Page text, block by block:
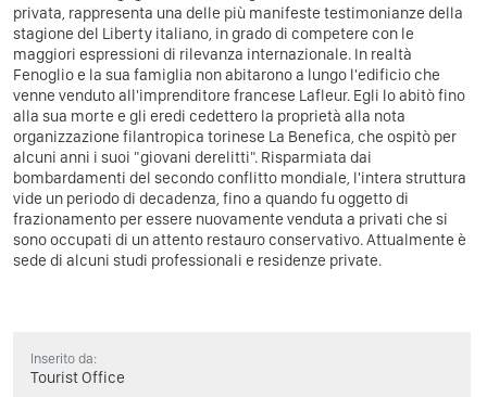
privata, rappresenta una delle più manifeste testimonianze della
stagione del Liberty italiano, in grado di competere con le
maggiori espressioni di rilevanza internazionale. In realtà
Fenoglio e la sua famiglia non abitarono a lungo l'edificio che
venne venduto all'imprenditore francese Lafleur. Egli lo abitò fino
alla sua morte e gli eredi cedettero la proprietà alla nota
organizzazione filantropica torinese La Benefica, che ospitò per
alcuni anni i suoi "giovani derelitti". Risparmiata dai
bombardamenti del secondo conflitto mondiale, l'intera struttura
vide un periodo di decadenza, fino a quando fu oggetto di
frazionamento per essere nuovamente venduta a privati che si
sono occupati di un attento restauro conservativo. Attualmente è
sede di alcuni studi professionali e residenze private.
Inserito da:
Tourist Office